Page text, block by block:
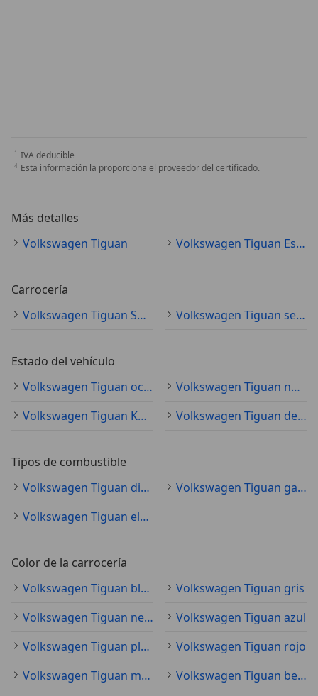
IVA deducible
Esta información la proporciona el proveedor del certificado.
Más detalles
Volkswagen Tiguan
Volkswagen Tiguan Especificaciones técnicas
Carrocería
Volkswagen Tiguan SUV/4x4/pickup
Volkswagen Tiguan sedán
Estado del vehículo
Volkswagen Tiguan ocasión
Volkswagen Tiguan nuevo
Volkswagen Tiguan KM0
Volkswagen Tiguan demostración
Tipos de combustible
Volkswagen Tiguan diésel
Volkswagen Tiguan gasolina
Volkswagen Tiguan electro/gasolina
Color de la carrocería
Volkswagen Tiguan blanco
Volkswagen Tiguan gris
Volkswagen Tiguan negro
Volkswagen Tiguan azul
Volkswagen Tiguan plateado
Volkswagen Tiguan rojo
Volkswagen Tiguan marrón
Volkswagen Tiguan beige